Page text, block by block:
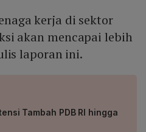
kerja di sektor
akan mencapai lebih
laporan ini.
Tambah PDB RI hingga